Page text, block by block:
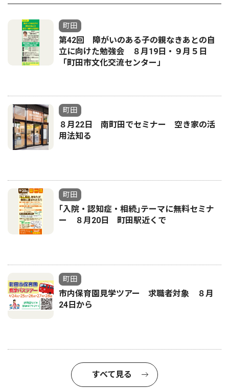
町田
第42回 障がいのある子の親なきあとの自
立に向けた勉強会 ８月19日・９月５日
「町田市文化交流センター」
町田
８月22日 南町田でセミナー 空き家の活
用法知る
町田
｢入院・認知症・相続｣テーマに無料セミナ
ー ８月20日 町田駅近くで
町田
市内保育園見学ツアー 求職者対象 ８月
24日から
すべて見る